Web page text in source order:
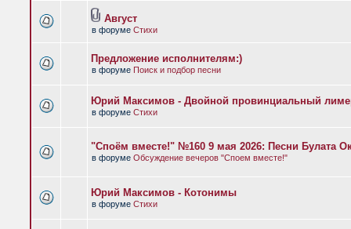
Август
в форуме Стихи
Предложение исполнителям:)
в форуме Поиск и подбор песни
Юрий Максимов - Двойной провинциальный
в форуме Стихи
"Споём вместе!" №160 9 мая 2026: Песни Булата
в форуме Обсуждение вечеров "Споем вместе!"
Юрий Максимов - Котонимы
в форуме Стихи